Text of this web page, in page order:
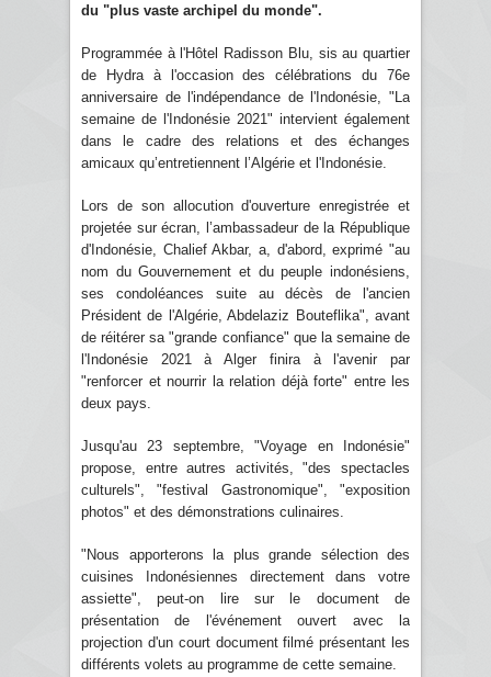
du "plus vaste archipel du monde".
Programmée à l'Hôtel Radisson Blu, sis au quartier
de Hydra à l'occasion des célébrations du 76e
anniversaire de l'indépendance de l'Indonésie, "La
semaine de l'Indonésie 2021" intervient également
dans le cadre des relations et des échanges
amicaux qu’entretiennent l’Algérie et l'Indonésie.
Lors de son allocution d'ouverture enregistrée et
projetée sur écran, l’ambassadeur de la République
d'Indonésie, Chalief Akbar, a, d'abord, exprimé "au
nom du Gouvernement et du peuple indonésiens,
ses condoléances suite au décès de l'ancien
Président de l'Algérie, Abdelaziz Bouteflika", avant
de réitérer sa "grande confiance" que la semaine de
l'Indonésie 2021 à Alger finira à l'avenir par
"renforcer et nourrir la relation déjà forte" entre les
deux pays.
Jusqu'au 23 septembre, "Voyage en Indonésie"
propose, entre autres activités, "des spectacles
culturels", "festival Gastronomique", "exposition
photos" et des démonstrations culinaires.
"Nous apporterons la plus grande sélection des
cuisines Indonésiennes directement dans votre
assiette", peut-on lire sur le document de
présentation de l'événement ouvert avec la
projection d'un court document filmé présentant les
différents volets au programme de cette semaine.